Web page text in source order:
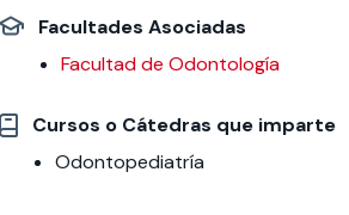
Facultades Asociadas
Facultad de Odontología
Cursos o Cátedras que imparte
Odontopediatría